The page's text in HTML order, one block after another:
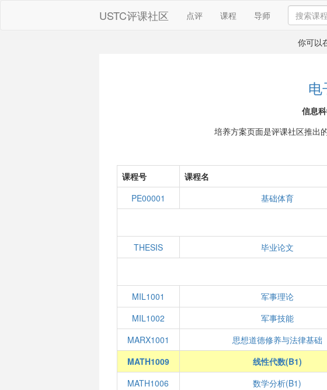
USTC评课社区 点评 课程 导师
你可以
电
信息
培养方案页面是评课社区推出
课程号 课程名
PE00001
基础体育
THESIS 毕业论文
MIL1001 军事理论
MIL1002
军事技能
MARX1001
思想道德修养与法律基础
MATH1009
线性代数(B1)
MATH1006
数学分析(B1)